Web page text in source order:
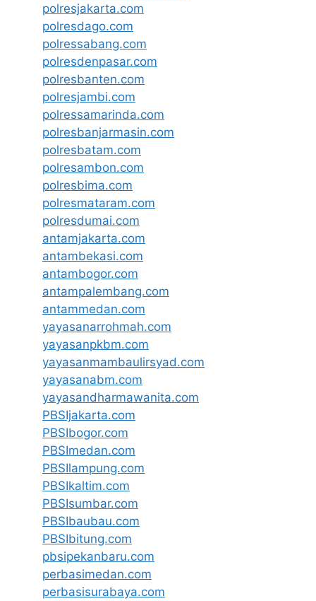
polresjakarta.com
polresdago.com
polressabang.com
polresdenpasar.com
polresbanten.com
polresjambi.com
polressamarinda.com
polresbanjarmasin.com
polresbatam.com
polresambon.com
polresbima.com
polresmataram.com
polresdumai.com
antamjakarta.com
antambekasi.com
antambogor.com
antampalembang.com
antammedan.com
yayasanarrohmah.com
yayasanpkbm.com
yayasanmambaulirsyad.com
yayasanabm.com
yayasandharmawanita.com
PBSIjakarta.com
PBSIbogor.com
PBSImedan.com
PBSIlampung.com
PBSIkaltim.com
PBSIsumbar.com
PBSIbaubau.com
PBSIbitung.com
pbsipekanbaru.com
perbasimedan.com
perbasisurabaya.com